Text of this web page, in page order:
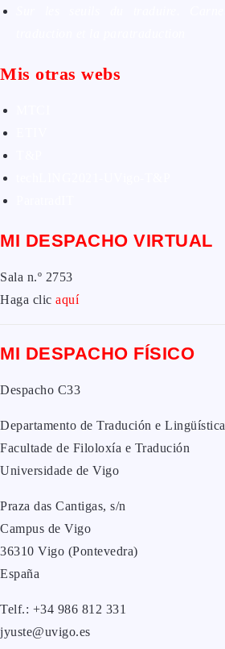
Mis otras webs
MI DESPACHO VIRTUAL
Sala n.º 2753
Haga clic aquí
MI DESPACHO FÍSICO
Despacho C33
Departamento de Tradución e Lingüística
Facultade de Filoloxía e Tradución
Universidade de Vigo
Praza das Cantigas, s/n
Campus de Vigo
36310 Vigo (Pontevedra)
España
Telf.: +34 986 812 331
jyuste@uvigo.es